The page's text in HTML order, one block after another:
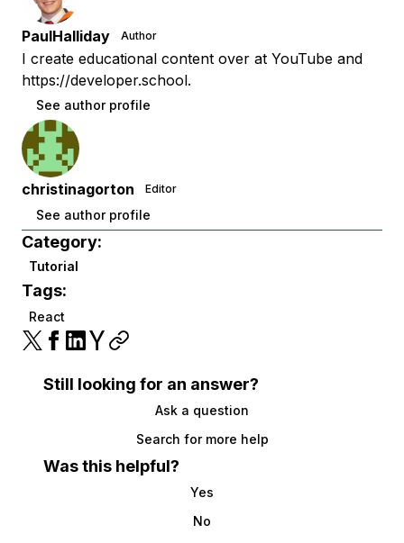
PaulHalliday Author
I create educational content over at YouTube and
https://developer.school.
See author profile
christinagorton Editor
See author profile
Category:
Tutorial
Tags:
React
Still looking for an answer?
Ask a question
Search for more help
Was this helpful?
Yes
No